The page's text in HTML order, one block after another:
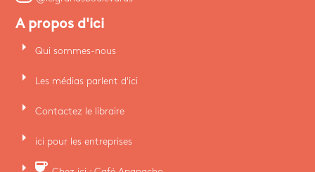
A propos d'ici
arrow_right Qui sommes-nous
arrow_right Les médias parlent d'ici
arrow_right Contactez le libraire
arrow_right ici pour les entreprises
arrow_right coffee